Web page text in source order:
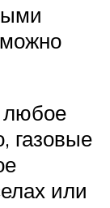
любое
газовые
или